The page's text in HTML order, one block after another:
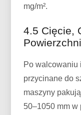
mg/m².
4.5 Cięcie,
Po walcowaniu
przycinane do
maszyny
50–1050 mm w